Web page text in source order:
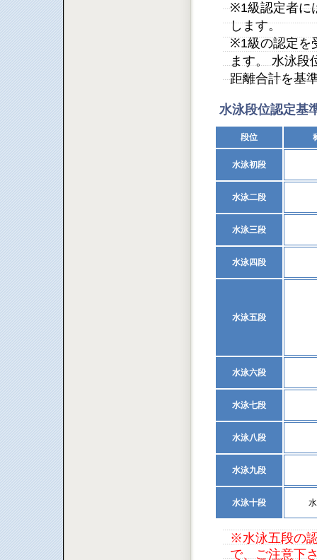
※1級認定者に
します。
※1級の認定を
ます。 水泳段
距離合計を基
水泳段位認定基
段位
水泳初段
水泳二段
水泳三段
水泳四段
水泳五段
水泳六段
水泳七段
水泳八段
水泳九段
水泳十段
※水泳五段の
で、ご注意下